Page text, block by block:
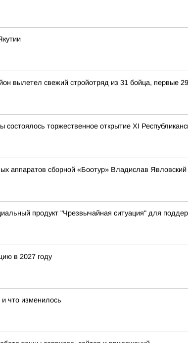
вылетел свежий стройотряд из 31 бойца, первые
торжественное открытие XI
аппаратов сборной «Боотур» Владислав
продукт "Чрезвычайная ситуация" для
в 2027 году
что изменилось